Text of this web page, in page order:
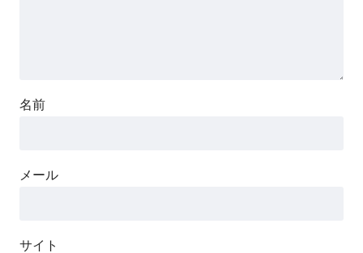
名前
メール
サイト